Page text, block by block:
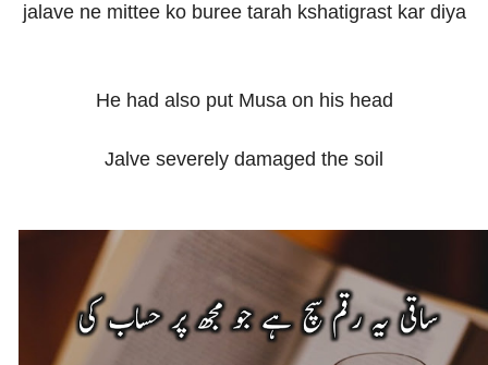
jalave ne mittee ko buree tarah kshatigrast kar diya
He had also put Musa on his head
Jalve severely damaged the soil